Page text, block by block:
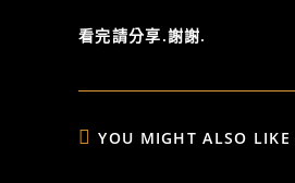
看完請分享.謝謝.
YOU MIGHT ALSO LIKE